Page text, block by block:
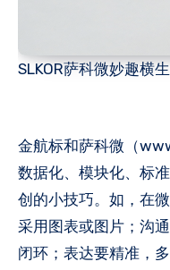
SLKOR萨科微妙趣横
金航标和萨科微（
数据化、模块化、标
创的小技巧。如，在
采用图表或图片；沟
闭环；表达要精准，